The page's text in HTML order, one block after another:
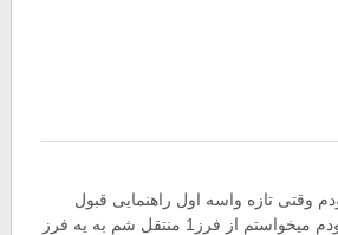
وقتی تازه واسه اول راهنمایی قبول
شده بودم میخواستم از فرز1 منتقل شم به یه فرز